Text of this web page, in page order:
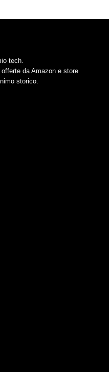
tech.
da Amazon e store
storico.